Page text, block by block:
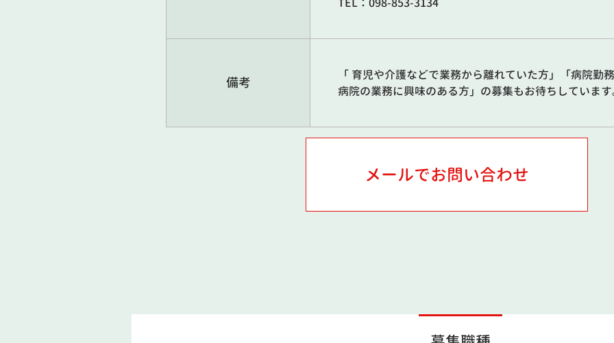
備考
「 育児や介護などで業務から離れていた方」「病院勤
病院の業務に興味のある方」の募集もお待ちしていま
メールでお問い合わせ